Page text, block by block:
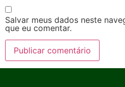
Salvar meus dados neste
que eu comentar.